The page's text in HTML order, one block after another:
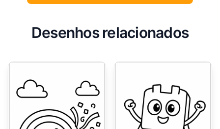
Desenhos relacionados